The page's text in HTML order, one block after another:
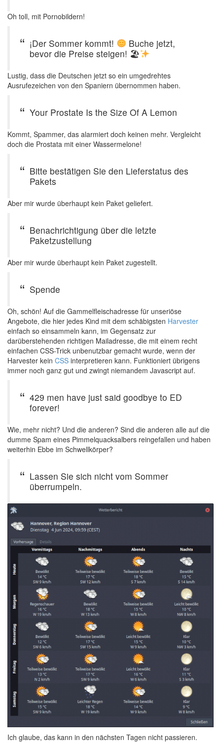
Oh toll, mit Pornobildern!
¡Der Sommer kommt!
Buche jetzt,
bevor die Preise steigen! 🏖
Lustig, dass die Deutschen jetzt so ein umgedrehtes
Ausrufezeichen von den Spaniern übernommen haben.
Your Prostate Is the Size Of A Lemon
Kommt, Spammer, das alarmiert doch keinen mehr. Vergleicht
doch die Prostata mit einer Wassermelone!
Bitte bestätigen Sie den Lieferstatus des
Pakets
Aber mir wurde überhaupt kein Paket geliefert.
Benachrichtigung über die letzte
Paketzustellung
Aber mir wurde überhaupt kein Paket zugestellt.
Spende
Oh, schön! Auf die Gammelfleischadresse für unseriöse
Angebote, die hier jedes Kind mit dem schäbigsten Harvester
einfach so einsammeln kann, im Gegensatz zur
darüberstehenden richtigen Mailadresse, die mit einem recht
einfachen CSS-Trick unbenutzbar gemacht wurde, wenn der
Harvester kein CSS interpretieren kann. Funktioniert übrigens
immer noch ganz gut und zwingt niemandem Javascript auf.
429 men have just said goodbye to ED
forever!
Wie, mehr nicht? Und die anderen? Sind die anderen alle auf die
dumme Spam eines Pimmelquacksalbers reingefallen und haben
weiterhin Ebbe im Schwellkörper?
Lassen Sie sich nicht vom Sommer
überrumpeln.
Ich glaube, das kann in den nächsten Tagen nicht passieren.